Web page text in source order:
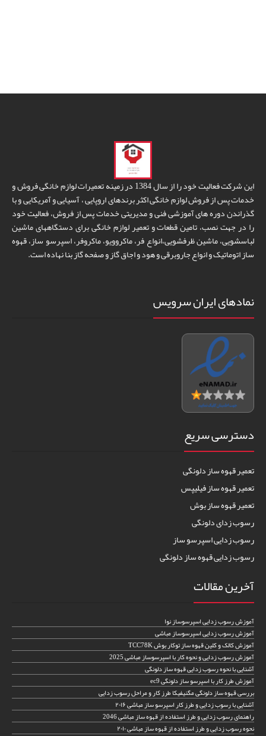
این شرکت فعالیت خود را از سال 1384 در زمینه تعمیرات لوازم خانگی فروش و
خدمات پس از فروش لوازم خانگی اکثر برندهای اروپایی ، آسیایی و آمریکایی و با
گذراندن دوره های آموزشی فنی و مدیریتی خدمات پس از فروش، فعالیت خود
را در جهت نصب، تامین قطعات و تعمیر لوازم خانگی برای دستگاههای ماشین
لباسشویی، ماشین ظرفشویی،انواع فر، ماکروویو، ماکروفر، اسپرسو ساز، قهوه
ساز اتوماتیک و انواع جاروبرقی و هود و اجاق گاز و صفحه گاز بنا نهاده است.
نمادهای ایران سرویس
دسترسی سریع
تعمیر قهوه ساز دلونگی
تعمیر قهوه ساز فیلیپس
تعمیر قهوه ساز بوش
رسوب زدای دلونگی
رسوب زدایی اسپرسو ساز
رسوب زدایی قهوه ساز دلونگی
آخرین مقالات
آموزش رسوب زدایی اسپرسوساز نوا
آموزش رسوب زدایی اسپرسوساز مباشی
آموزش کالک و کلین قهوه ساز توکار بوش TCC78K
آموزش رسوب زدایی و نحوه کار با اسپرسوساز مباشی 2025
آشنایی با نحوه رسوب زدایی قهوه ساز دلونگی
آموزش طرز کار با اسپرسو ساز دلونگی ec9
بررسی قهوه ساز دلونگی مگنیفیکا طرز کار و مراحل رسوب زدایی
آشنایی با رسوب زدایی و طرز کار اسپرسو ساز مباشی ۲۰۱۶
راهنمای رسوب زدایی و طرز استفاده از قهوه ساز مباشی 2046
نحوه رسوب زدایی و طرز استفاده از قهوه ساز مباشی ۲۰۱۰